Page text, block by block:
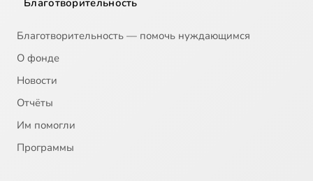
Благотворительность
Благотворительность — помочь нуждающимся
О фонде
Новости
Отчёты
Им помогли
Программы